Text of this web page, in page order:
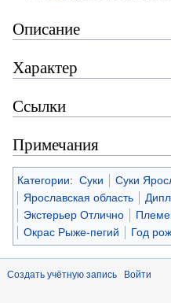
Описание
Характер
Ссылки
Примечания
Категории: Суки
Суки
Ярославская область
Экстерьер Отлично
Окрас Рыже-пегий
Год
Создать учётную запись Войти